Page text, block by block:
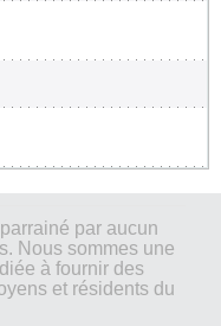
par aucun
Nous sommes une
à fournir des
et résidents du